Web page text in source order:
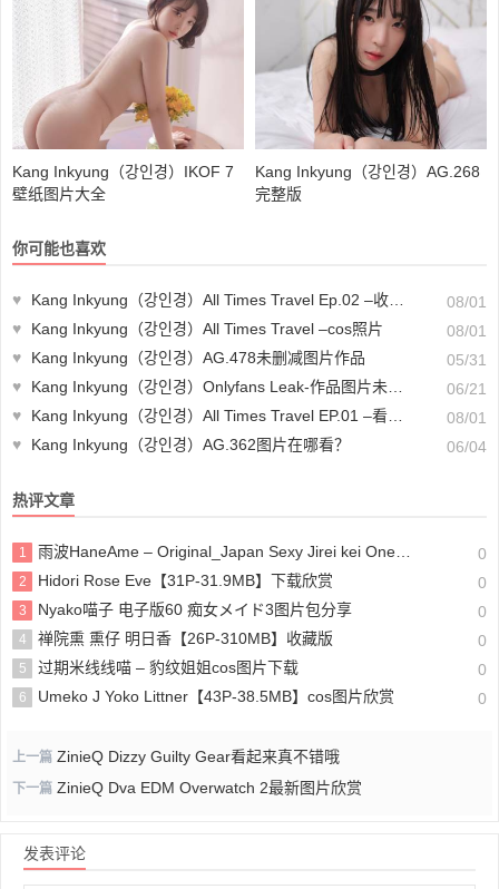
Kang Inkyung（강인경）IKOF 7
壁纸图片大全
Kang Inkyung（강인경）AG.268
完整版
你可能也喜欢
♥ Kang Inkyung（강인경）All Times Travel Ep.02 –收藏版
08/01
♥
Kang Inkyung（강인경）All Times Travel –cos照片
08/01
♥
Kang Inkyung（강인경）AG.478未删减图片作品
05/31
♥
Kang Inkyung（강인경）Onlyfans Leak-作品图片未删减
06/21
♥
Kang Inkyung（강인경）All Times Travel EP.01 –看起来真不错哦
08/01
♥
Kang Inkyung（강인경）AG.362图片在哪看？ 06/04
热评文章
1 雨波HaneAme – Original_Japan Sexy Jirei kei Onee san_地雷系2图片包分享 0
2 Hidori Rose Eve【31P-31.9MB】下载欣赏 0
3 Nyako喵子 电子版60 痴女メイド3图片包分享 0
4 禅院熏 熏仔 明日香【26P-310MB】收藏版 0
5 过期米线线喵 – 豹纹姐姐cos图片下载 0
6 Umeko J Yoko Littner【43P-38.5MB】cos图片欣赏 0
上一篇 ZinieQ Dizzy Guilty Gear看起来真不错哦
下一篇 ZinieQ Dva EDM Overwatch 2最新图片欣赏
发表评论